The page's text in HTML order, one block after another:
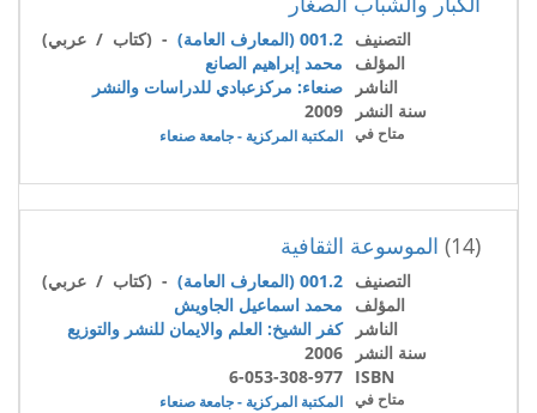
التصنيف 001.2 (المعارف العامة)
- (كتاب / عربي)
المؤلف
محمد إبراهيم الصانع
الناشر
صنعاء: مركزعبادي للدراسات والنشر
سنة النشر
2009
متاح في المكتبة المركزية - جامعة صنعاء
(14) الموسوعة الثقافية
التصنيف 001.2 (المعارف العامة)
- (كتاب / عربي)
المؤلف
محمد اسماعيل الجاويش
الناشر
كفر الشيخ: العلم والايمان للنشر والتوزيع
سنة النشر
2006
ISBN
6-053-308-977
متاح في المكتبة المركزية - جامعة صنعاء